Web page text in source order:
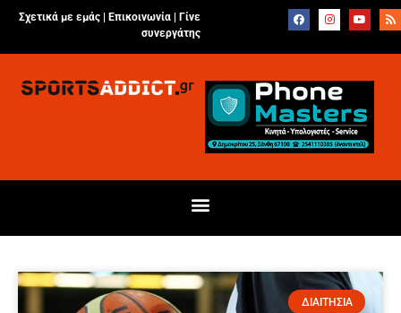
Σχετικά με εμάς | Επικοινωνία
Γίνε
συνεργάτης
ΔΙΑΙΤΗΣΙΑ